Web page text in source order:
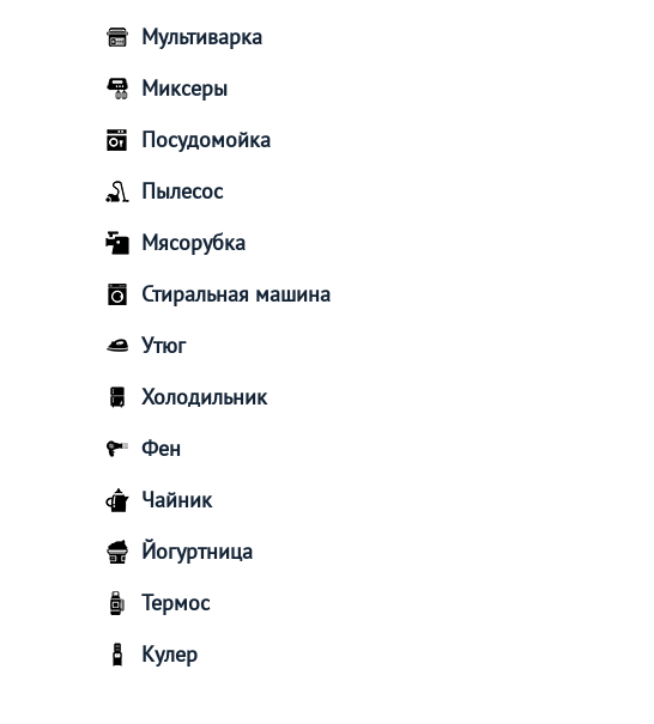
Мультиварка
Миксеры
Посудомойка
Пылесос
Мясорубка
Стиральная машина
Утюг
Холодильник
Фен
Чайник
Йогуртница
Термос
Кулер